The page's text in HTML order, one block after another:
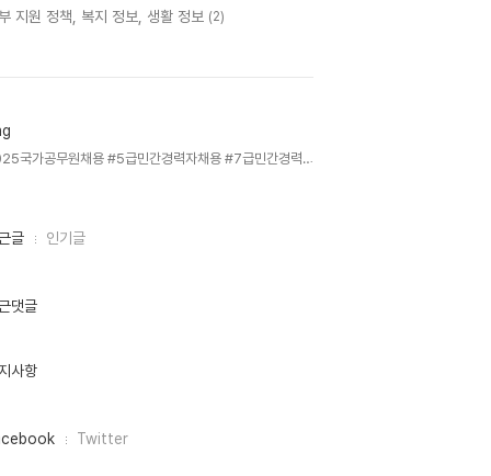
지원 정책, 복지 정보, 생활 정보 (2)
2025국가공무원채용 #5급민간경력자채용 #7급민간경력자채용 #국가공무원시험접수 #민간경력자일괄채용시험 #공무원시험준비 #원서접수안내 #응시자격요건 #장애인편의제공 #국가고시센터 #공무원합격전략 #시험일정안내,
글 인기글
댓글
사항
Twitter